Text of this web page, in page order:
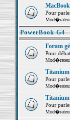
Pour
PowerBook G4
Forum
Pour
Pour
Pour